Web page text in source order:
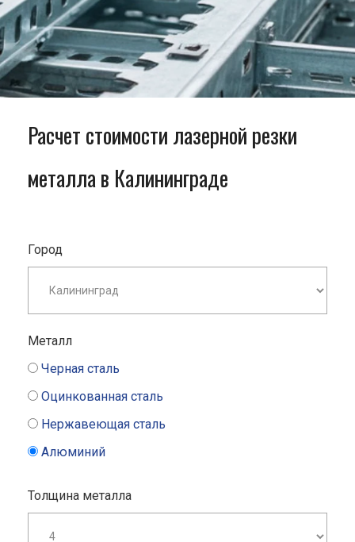
Расчет стоимости лазерной резки
металла в Калининграде
Город
Металл
Черная сталь
Оцинкованная сталь
Нержавеющая сталь
Алюминий
Толщина металла